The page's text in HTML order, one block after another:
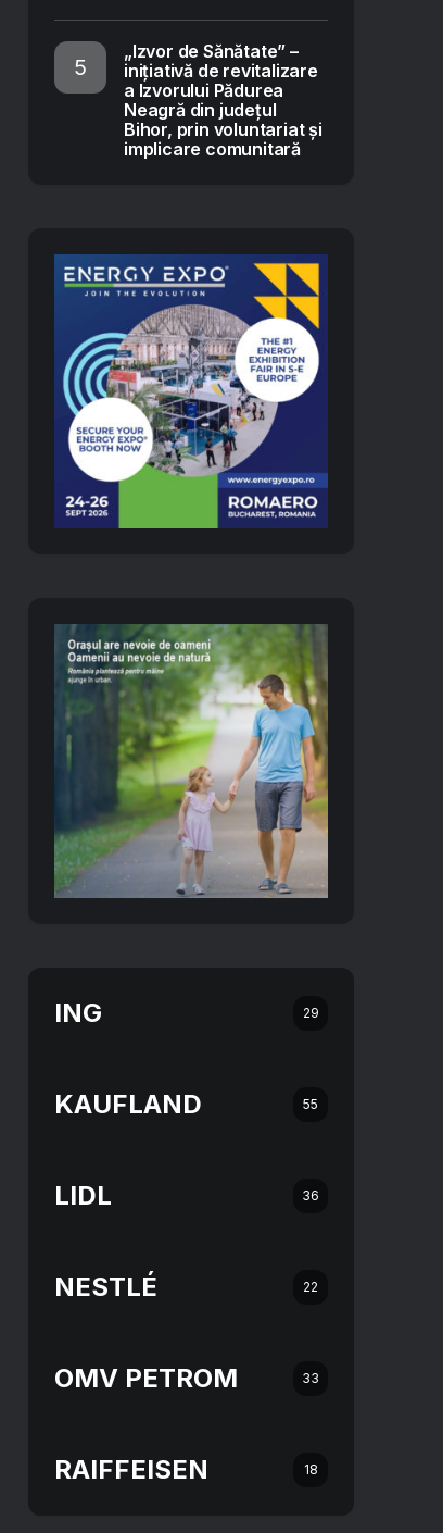
„Izvor de Sănătate” –
inițiativă de revitalizare
a Izvorului Pădurea
Neagră din județul
Bihor, prin voluntariat și
implicare comunitară
ING 29
KAUFLAND 55
LIDL 36
NESTLÉ 22
OMV PETROM 33
RAIFFEISEN 18